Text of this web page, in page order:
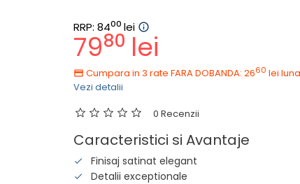
RRP: 8400 lei
7980 lei
Cumpara in 3 rate FARA DOBANDA: 2660 lei
Vezi detalii
0 Recenzii
Caracteristici si Avantaje
Finisaj satinat elegant
Detalii exceptionale